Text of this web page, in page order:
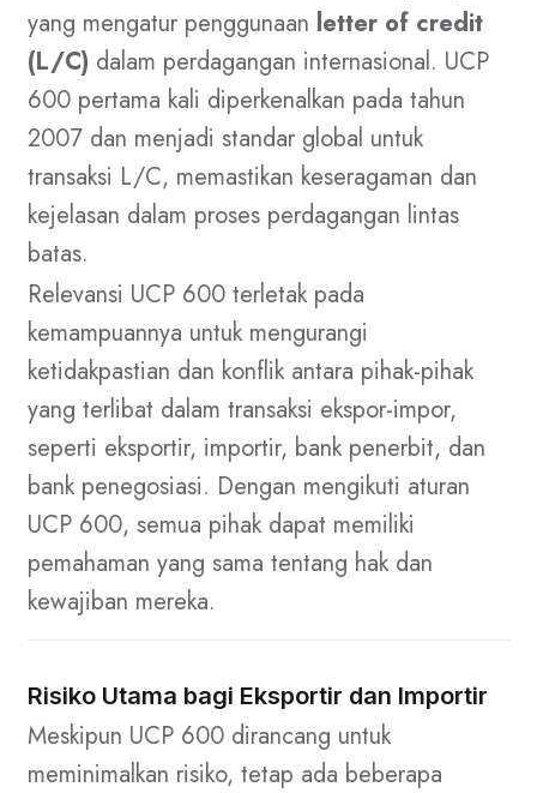
yang mengatur penggunaan letter of credit
(L/C) dalam perdagangan internasional. UCP
600 pertama kali diperkenalkan pada tahun
2007 dan menjadi standar global untuk
transaksi L/C, memastikan keseragaman dan
kejelasan dalam proses perdagangan lintas
batas.
Relevansi UCP 600 terletak pada
kemampuannya untuk mengurangi
ketidakpastian dan konflik antara pihak-pihak
yang terlibat dalam transaksi ekspor-impor,
seperti eksportir, importir, bank penerbit, dan
bank penegosiasi. Dengan mengikuti aturan
UCP 600, semua pihak dapat memiliki
pemahaman yang sama tentang hak dan
kewajiban mereka.
Risiko Utama bagi Eksportir dan Importir
Meskipun UCP 600 dirancang untuk
meminimalkan risiko, tetap ada beberapa